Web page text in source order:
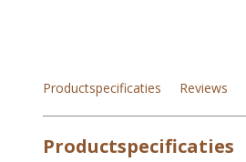
Productspecificaties Reviews
Productspecificaties